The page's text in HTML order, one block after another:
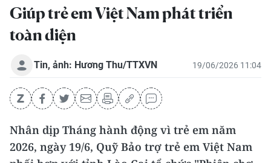
Giúp trẻ em Việt Nam phát triển
toàn diện
Tin, ảnh: Hương Thu/TTXVN 19/06/2026 11:04
Nhân dịp Tháng hành động vì trẻ em năm
2026, ngày 19/6, Quỹ Bảo trợ trẻ em Việt Nam